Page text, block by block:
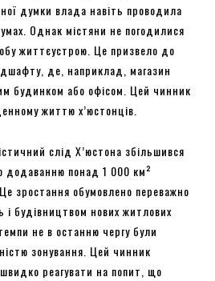
думки влада навіть проводила
Однак містяни не погодилися
життєустрою. Це призвело до
де, наприклад, магазин
будинком або офісом. Цей чинник
життю х’юстонців.
слід Х’юстона збільшився
додаванню понад 1 000 км²
зростання обумовлено переважно
будівництвом нових житлових
не в останню чергу були
зонування. Цей чинник
реагувати на попит, що